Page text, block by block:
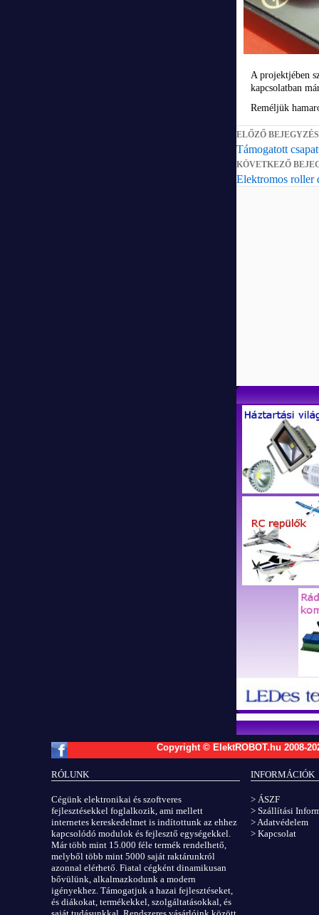
A projektjében
kapcsolatban
Reméljük
ELŐZŐ BEJEGYZÉS
Támogatott
KÖVETKEZŐ
Elektromos roller
Copyright © ElektROBOT.hu 2008-
RÓLUNK
Cégünk elektronikai és szoftveres
fejlesztésekkel foglalkozik, ami mellett
internetes kereskedelmet is indítottunk az ehhez
kapcsolódó modulok és fejlesztő egységekkel.
Már több mint 15.000 féle termék rendelhető,
melyből több mint 5000 saját raktárunkról
azonnal elérhető. Fiatal cégként dinamikusan
bővülünk, alkalmazkodunk a modern
igényekhez. Támogatjuk a hazai fejlesztéseket,
és diákokat, termékekkel, szolgáltatásokkal, és
INFORMÁCIÓK
> ÁSZF
> Szállítási
> Adatvédelem
> Kapcsolat